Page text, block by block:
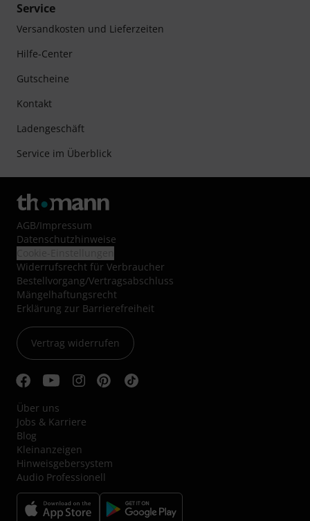
Service
Versandkosten und Lieferzeiten
Hilfe-Center
Gutscheine
Kontakt
Ladengeschäft
Service im Überblick
AGB/Impressum
Datenschutzhinweise
Widerrufsrecht für Verbraucher
Bestellvorgang/Vertragsabschluss
Mängelhaftungsrecht
Erklärung zur Barrierefreiheit
Vertrag widerrufen
Über uns
Jobs & Karriere
Blog
Kleinanzeigen
Hinweisgebersystem
Audio Professionell